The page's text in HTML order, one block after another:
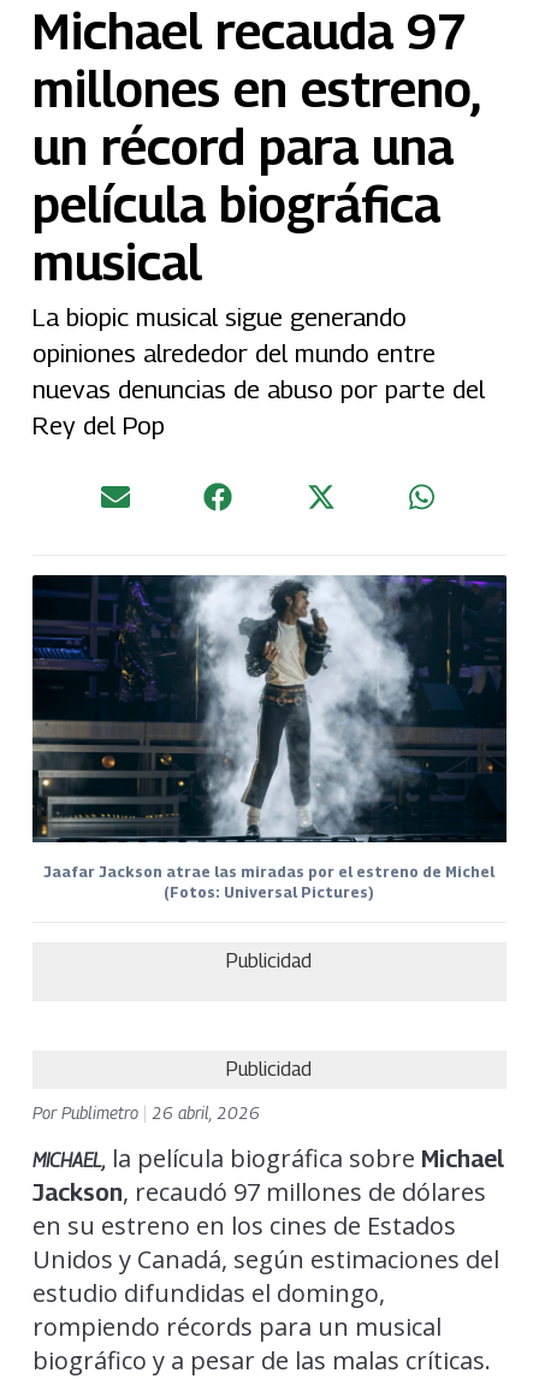
Michael recauda 97
millones en estreno,
un récord para una
película biográfica
musical
La biopic musical sigue generando
opiniones alrededor del mundo entre
nuevas denuncias de abuso por parte del
Rey del Pop
Jaafar Jackson atrae las miradas por el estreno de Michel
(Fotos: Universal Pictures)
Publicidad
Publicidad
PorPublimetro 26 abril, 2026
MICHAEL,la película biográfica sobre Michael
Jackson, recaudó 97 millones de dólares
en su estreno en los cines de Estados
Unidos y Canadá, según estimaciones del
estudio difundidas el domingo,
rompiendo récords para un musical
biográfico y a pesar de las malas críticas.